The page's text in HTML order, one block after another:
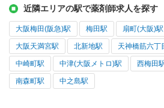
近隣エリアの駅で薬剤師求人を探す
大阪梅田(阪急)駅 梅田駅 扇町(大阪)駅
大阪天満宮駅 北新地駅 天神橋筋六丁
中崎町駅 中津(大阪メトロ)駅 西梅田
南森町駅 中之島駅